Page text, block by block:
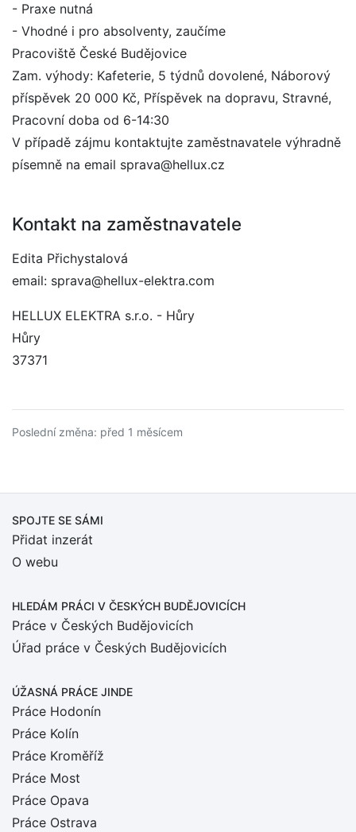
- Praxe nutná
- Vhodné i pro absolventy, zaučíme
Pracoviště České Budějovice
Zam. výhody: Kafeterie, 5 týdnů dovolené, Náborový
příspěvek 20 000 Kč, Příspěvek na dopravu, Stravné,
Pracovní doba od 6-14:30
V případě zájmu kontaktujte zaměstnavatele výhradně
písemně na email sprava@hellux.cz
Kontakt na zaměstnavatele
Edita Přichystalová
email: sprava@hellux-elektra.com
HELLUX ELEKTRA s.r.o. - Hůry
Hůry
37371
Poslední změna: před 1 měsícem
SPOJTE SE SÁMI
Přidat inzerát
O webu
HLEDÁM PRÁCI V ČESKÝCH BUDĚJOVICÍCH
Práce v Českých Budějovicích
Úřad práce v Českých Budějovicích
ÚŽASNÁ PRÁCE JINDE
Práce Hodonín
Práce Kolín
Práce Kroměříž
Práce Most
Práce Opava
Práce Ostrava